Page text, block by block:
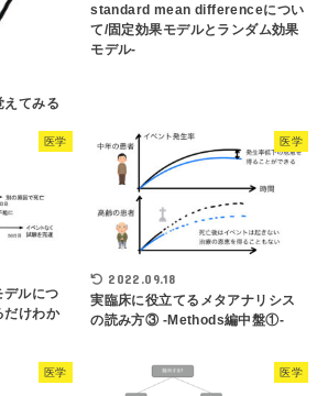
えてみる
standard mean differenceについ
て/固定効果モデルとランダム効果
モデル-
医学
ルにつ
だけわか
医学
2022.09.18
実臨床に役立てるメタアナリシス
の読み方③ -Methods編中盤①-
医学 医学